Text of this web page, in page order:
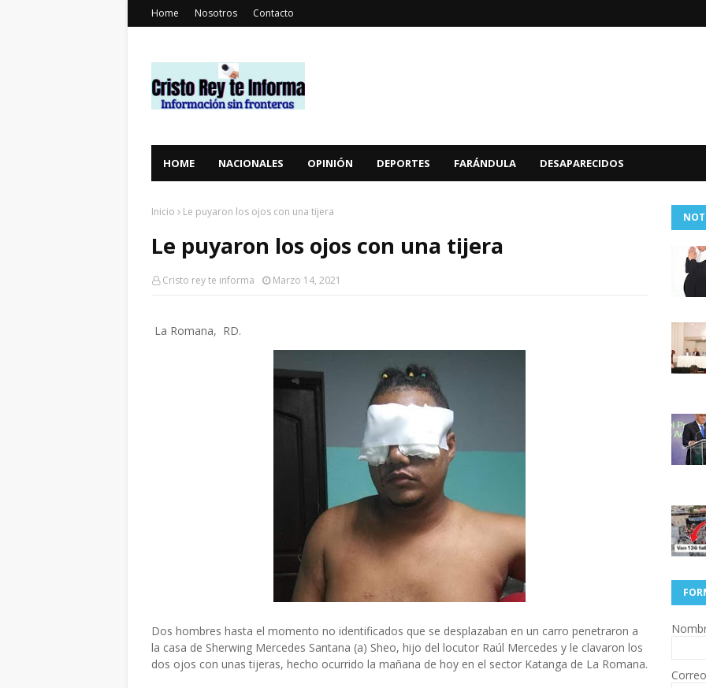
Home Nosotros Contacto
HOME NACIONALES OPINIÓN DEPORTES FARÁNDULA DESAPARECIDOS
Inicio Le puyaron los ojos con una tijera
Le puyaron los ojos con una tijera
Cristo rey te informa Marzo 14, 2021
La Romana, RD.
Dos hombres hasta el momento no identificados que se desplazaban en un carro penetraron a
la casa de Sherwing Mercedes Santana (a) Sheo, hijo del locutor Raúl Mercedes y le clavaron los
dos ojos con unas tijeras, hecho ocurrido la mañana de hoy en el sector Katanga de La Romana.